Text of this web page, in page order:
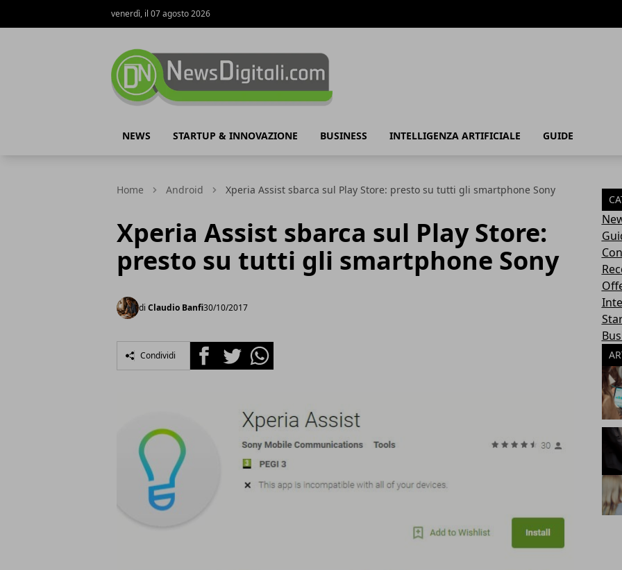
venerdì, il 07 agosto 2026
NEWS STARTUP & INNOVAZIONE BUSINESS INTELLIGENZA ARTIFICIALE GUIDE
Home Android Xperia Assist sbarca sul Play Store: presto su tutti gli smartphone Sony
Xperia Assist sbarca sul Play Store:
presto su tutti gli smartphone Sony
di Claudio Banfi30/10/2017
Condividi FacebookTwitterWhatsapp